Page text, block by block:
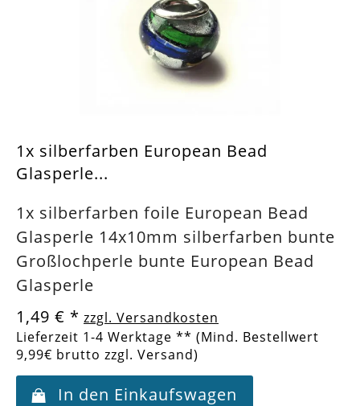
1x silberfarben European Bead
Glasperle...
1x silberfarben foile European Bead
Glasperle 14x10mm silberfarben bunte
Großlochperle bunte European Bead
Glasperle
1,49 € * zzgl. Versandkosten
Lieferzeit 1-4 Werktage ** (Mind. Bestellwert
9,99€ brutto zzgl. Versand)
In den Einkaufswagen